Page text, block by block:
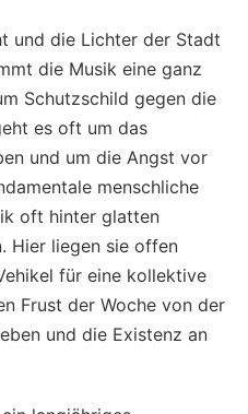
und die Lichter der Stadt
die Musik eine ganz
Schutzschild gegen die
es oft um das
und um die Angst vor
menschliche
oft hinter glatten
Hier liegen sie offen
für eine kollektive
Frust der Woche von der
und die Existenz an